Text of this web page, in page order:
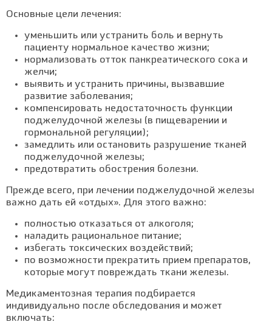
Основные цели лечения:
уменьшить или устранить боль и вернуть
пациенту нормальное качество жизни;
нормализовать отток панкреатического сока и
желчи;
выявить и устранить причины, вызвавшие
развитие заболевания;
компенсировать недостаточность функции
поджелудочной железы (в пищеварении и
гормональной регуляции);
замедлить или остановить разрушение тканей
поджелудочной железы;
предотвратить обострения болезни.
Прежде всего, при лечении поджелудочной железы
важно дать ей «отдых». Для этого важно:
полностью отказаться от алкоголя;
наладить рациональное питание;
избегать токсических воздействий;
по возможности прекратить прием препаратов,
которые могут повреждать ткани железы.
Медикаментозная терапия подбирается
индивидуально после обследования и может
включать: